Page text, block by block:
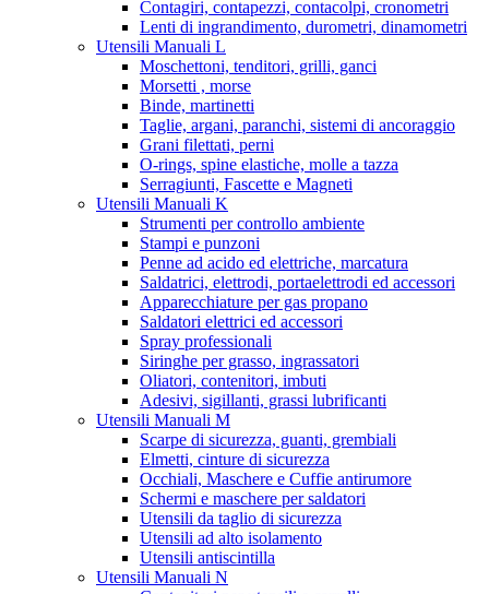
Contagiri, contapezzi, contacolpi, cronometri
Lenti di ingrandimento, durometri, dinamometri
Utensili Manuali L
Moschettoni, tenditori, grilli, ganci
Morsetti , morse
Binde, martinetti
Taglie, argani, paranchi, sistemi di ancoraggio
Grani filettati, perni
O-rings, spine elastiche, molle a tazza
Serragiunti, Fascette e Magneti
Utensili Manuali K
Strumenti per controllo ambiente
Stampi e punzoni
Penne ad acido ed elettriche, marcatura
Saldatrici, elettrodi, portaelettrodi ed accessori
Apparecchiature per gas propano
Saldatori elettrici ed accessori
Spray professionali
Siringhe per grasso, ingrassatori
Oliatori, contenitori, imbuti
Adesivi, sigillanti, grassi lubrificanti
Utensili Manuali M
Scarpe di sicurezza, guanti, grembiali
Elmetti, cinture di sicurezza
Occhiali, Maschere e Cuffie antirumore
Schermi e maschere per saldatori
Utensili da taglio di sicurezza
Utensili ad alto isolamento
Utensili antiscintilla
Utensili Manuali N